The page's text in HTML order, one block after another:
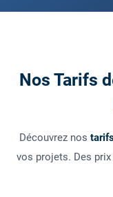
Nos Tarifs
Découvrez nos
vos projets. Des